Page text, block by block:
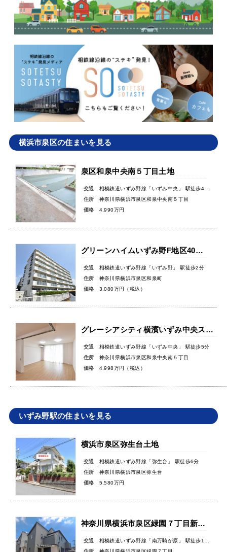
横浜市泉区の住まいを見る
泉区和泉中央南５丁目土地
交通
相模鉄道いずみ野線「いずみ中央」 駅徒歩4分
住所
神奈川県横浜市泉区和泉中央南５丁目
価格
4,990万円
グリーンハイムいずみ野F地区40号棟
交通
相模鉄道いずみ野線「いずみ野」 駅徒歩2分
住所
神奈川県横浜市泉区和泉町
価格
3,080万円（税込）
グレーシアシティ横濱いずみ中央ステーションアリーナサウスコート
交通
相模鉄道いずみ野線「いずみ中央」 駅徒歩5分
住所
神奈川県横浜市泉区和泉中央南５丁目
価格
4,998万円（税込）
いずみ野駅の住まいを見る
横浜市泉区弥生台土地
交通
相模鉄道いずみ野線「弥生台」 駅徒歩6分
住所
神奈川県横浜市泉区弥生台
価格
5,580万円
神奈川県横浜市泉区緑園７丁目新築戸建
交通
相模鉄道いずみ野線「南万騎が原」 駅徒歩10分